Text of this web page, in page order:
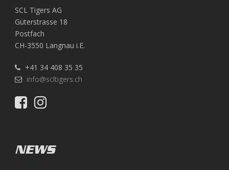
SCL Tigers AG
Güterstrasse 18
Postfach
CH-3550 Langnau i.E.
+41 34 408 35 35
info@scltigers.ch
NEWS